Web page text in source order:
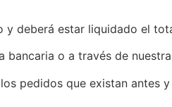
deberá estar liquidado el
o a través de
pedidos que existan antes